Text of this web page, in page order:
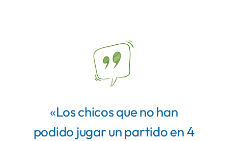
«Los chicos que no han
podido jugar un partido en 4